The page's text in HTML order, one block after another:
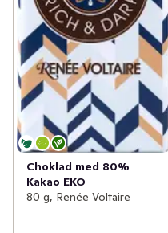
Choklad med 80%
Kakao EKO
80 g, Renée Voltaire